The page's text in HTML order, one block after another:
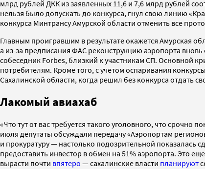
млрд рублей ДКК из заявленных 11,6 и 7,6 млрд рублей
нельзя было допускать до конкурса, гнул свою линию
конкурса Минтрансу Амурской области отменить все
Главным проигравшим в результате окажется Амурская
а из-за предписания ФАС реконструкцию аэропорта
собеседник Forbes, близкий к участникам СП. Основной
потребителям. Кроме того, с учетом оспаривания
Сахалинской области, когда решил без конкурса отдать
Лакомый авиахаб
«Что тут от вас требуется такого уголовного, что срочно
июля депутаты обсуждали передачу «Аэропортам
и прокуратуру — настолько подозрительной показалась
предоставить инвестор в обмен на 51% аэропорта. Это
вырасти почти впятеро — сахалинские власти планируют